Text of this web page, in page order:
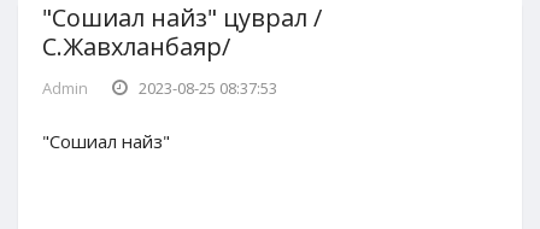
"Сошиал найз" цуврал /
С.Жавхланбаяр/
Admin 2023-08-25 08:37:53
"Сошиал найз"